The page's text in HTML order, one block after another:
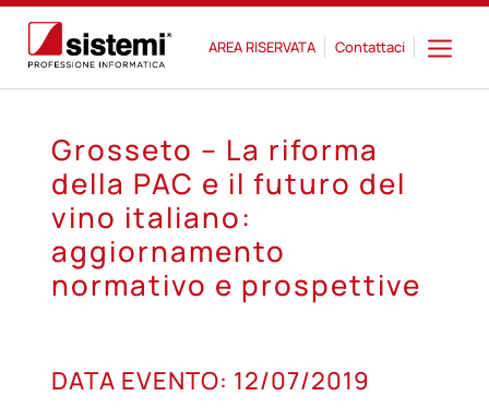
AREA RISERVATA Contattaci
Grosseto – La riforma
della PAC e il futuro del
vino italiano:
aggiornamento
normativo e prospettive
12
LUG
DATA EVENTO: 12/07/2019